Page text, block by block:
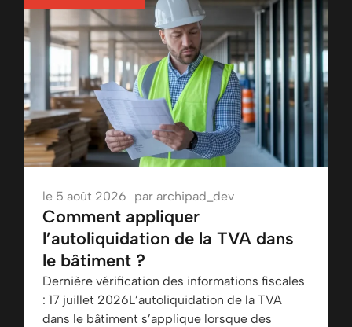
le 5 août 2026 par archipad_dev
Comment appliquer
l’autoliquidation de la TVA dans
le bâtiment ?
Dernière vérification des informations fiscales
: 17 juillet 2026L’autoliquidation de la TVA
dans le bâtiment s’applique lorsque des